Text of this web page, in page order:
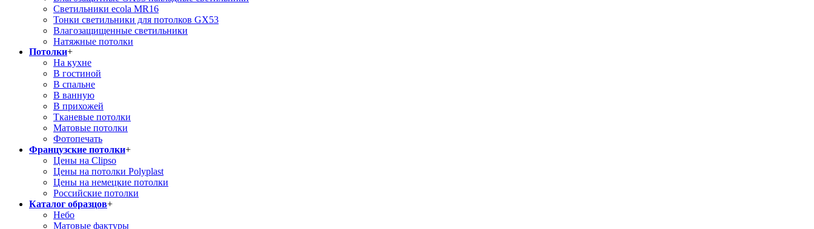
Светильники ecola MR16
Тонки светильники для потолков GX53
Влагозащищенные светильники
Натяжные потолки
Потолки+
На кухне
В гостиной
В спальне
В ванную
В прихожей
Тканевые потолки
Матовые потолки
Фотопечать
Французские потолки+
Цены на Clipso
Цены на потолки Polyplast
Цены на немецкие потолки
Российские потолки
Каталог образцов+
Небо
Матовые фактуры